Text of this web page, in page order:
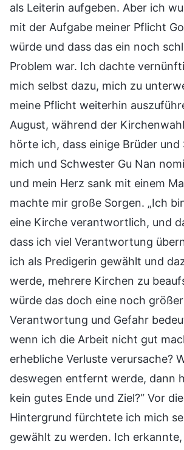
als Leiterin aufgeben. Aber ich
mit der Aufgabe meiner Pflicht
würde und dass das ein noch
Problem war. Ich dachte
mich selbst dazu, mich zu
meine Pflicht weiterhin
August, während der
hörte ich, dass einige Brüder und
mich und Schwester Gu Nan
und mein Herz sank mit einem
machte mir große Sorgen. „Ich
eine Kirche verantwortlich, und
dass ich viel Verantwortung
ich als Predigerin gewählt und
werde, mehrere Kirchen zu
würde das doch eine noch
Verantwortung und Gefahr
wenn ich die Arbeit nicht gut
erhebliche Verluste verursache?
deswegen entfernt werde, dann
kein gutes Ende und Ziel?“ Vor
Hintergrund fürchtete ich mich
gewählt zu werden. Ich erkannte,